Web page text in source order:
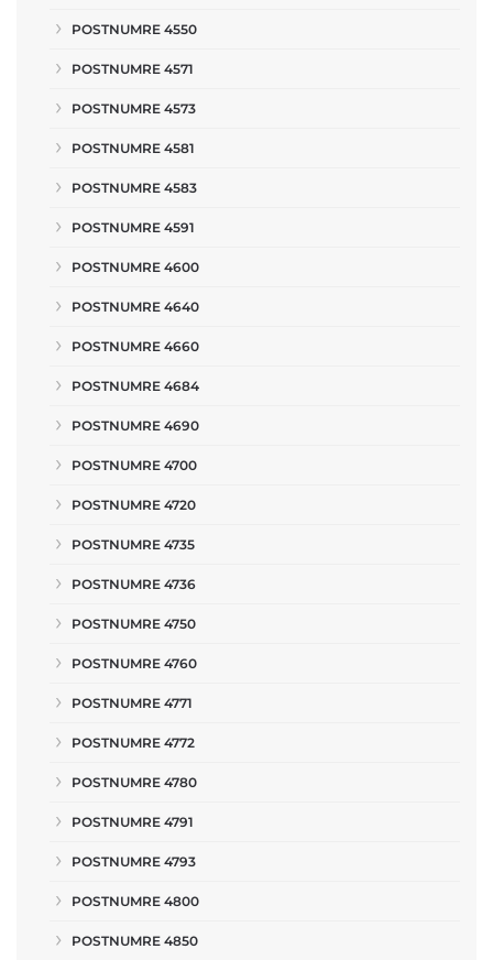
POSTNUMRE 4550
POSTNUMRE 4571
POSTNUMRE 4573
POSTNUMRE 4581
POSTNUMRE 4583
POSTNUMRE 4591
POSTNUMRE 4600
POSTNUMRE 4640
POSTNUMRE 4660
POSTNUMRE 4684
POSTNUMRE 4690
POSTNUMRE 4700
POSTNUMRE 4720
POSTNUMRE 4735
POSTNUMRE 4736
POSTNUMRE 4750
POSTNUMRE 4760
POSTNUMRE 4771
POSTNUMRE 4772
POSTNUMRE 4780
POSTNUMRE 4791
POSTNUMRE 4793
POSTNUMRE 4800
POSTNUMRE 4850